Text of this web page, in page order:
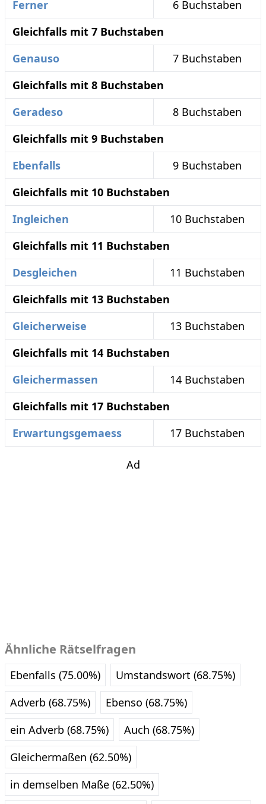
Ferner
6 Buchstaben
Gleichfalls mit 7 Buchstaben
Genauso
7 Buchstaben
Gleichfalls mit 8 Buchstaben
Geradeso
8 Buchstaben
Gleichfalls mit 9 Buchstaben
Ebenfalls
9 Buchstaben
Gleichfalls mit 10 Buchstaben
Ingleichen
10 Buchstaben
Gleichfalls mit 11 Buchstaben
Desgleichen
11 Buchstaben
Gleichfalls mit 13 Buchstaben
Gleicherweise
13 Buchstaben
Gleichfalls mit 14 Buchstaben
Gleichermassen
14 Buchstaben
Gleichfalls mit 17 Buchstaben
Erwartungsgemaess
17 Buchstaben
Ad
Ähnliche Rätselfragen
Ebenfalls (75.00%)
Umstandswort (68.75%)
Adverb (68.75%)
Ebenso (68.75%)
ein Adverb (68.75%)
Auch (68.75%)
Gleichermaßen (62.50%)
in demselben Maße (62.50%)